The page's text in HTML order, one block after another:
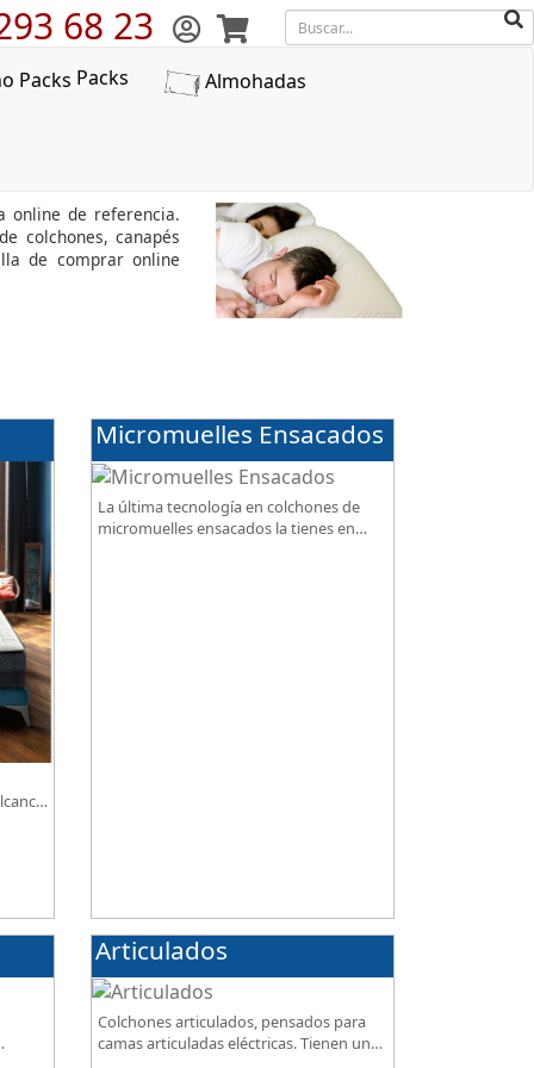
68 23
Packs Almohadas
online de referencia.
colchones, canapés
de comprar online
Micromuelles Ensacados
La última tecnología en colchones de
micromuelles ensacados la tienes en
Articulados
Colchones articulados, pensados para
camas articuladas eléctricas. Tienen un